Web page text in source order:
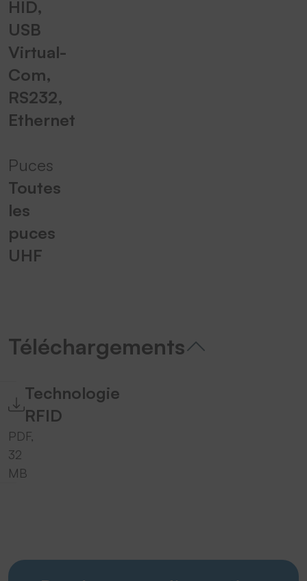
HID,
USB
Virtual-
Com,
RS232,
Ethernet
Puces
Toutes
les
puces
UHF
Téléchargements
Technologie
RFID
PDF,
32
MB